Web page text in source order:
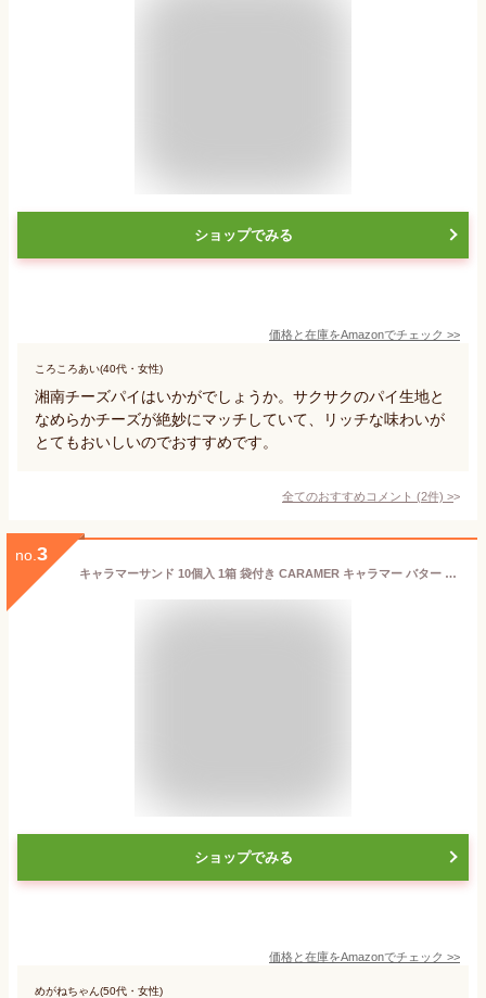
ショップでみる
価格と在庫をAmazonでチェック >>
ころころあい(40代・女性)
湘南チーズパイはいかがでしょうか。サクサクのパイ生地と
なめらかチーズが絶妙にマッチしていて、リッチな味わいが
とてもおいしいのでおすすめです。
全てのおすすめコメント (2件) >
no. 3
キャラマーサンド 10個入 1箱 袋付き CARAMER キャラマー バター サブレ アーモンド キャラメル プレゼント
ショップでみる
価格と在庫をAmazonでチェック >>
めがねちゃん(50代・女性)